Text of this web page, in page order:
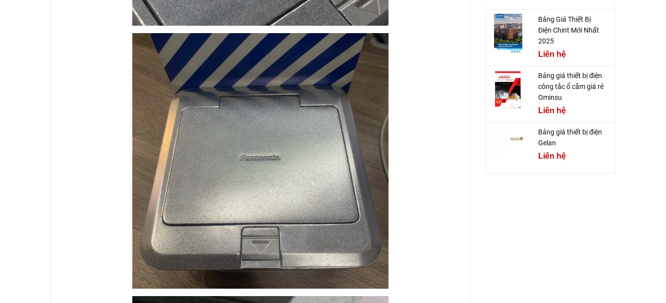
Bảng Giá Thiết Bị
Điện Chint Mới Nhất
2025
Liên hệ
Bảng giá thiết bị điện
công tắc ổ cắm giá rẻ
Ominsu
Liên hệ
Bảng giá thiết bị điện
Gelan
Liên hệ